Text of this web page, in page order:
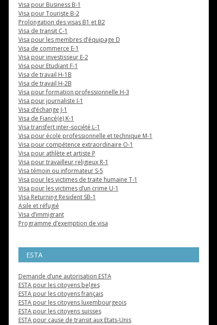
Visa pour Business B-1
Visa pour Touriste B-2
Prolongation des visas B1 et B2
Visa de transit C-1
Visa pour les membres d’équipage D
Visa de commerce E-1
Visa pour investisseur E-2
Visa pour Etudiant F-1
Visa de travail H-1B
Visa de travail H-2B
Visa pour formation professionnelle H-3
Visa pour journaliste I-1
Visa d’échange J-1
Visa de Fiancé(e) K-1
Visa transfert inter-société L-1
Visa pour école professionnelle et technique M-1
Visa pour compétence extraordinaire O-1
Visa pour athlète et artiste P
Visa pour travailleur religieux R-1
Visa témoin ou informateur S-5
Visa pour les victimes de traite humaine T-1
Visa pour les victimes d’un crime U-1
Visa Returning Resident SB-1
Asile et réfugié
Visa d’immigrant
Programme d’exemption de visa
ESTA
Demande d’une autorisation ESTA
ESTA pour les citoyens belges
ESTA pour les citoyens français
ESTA pour les citoyens luxembourgeois
ESTA pour les citoyens suisses
ESTA pour cause de transit aux Etats-Unis